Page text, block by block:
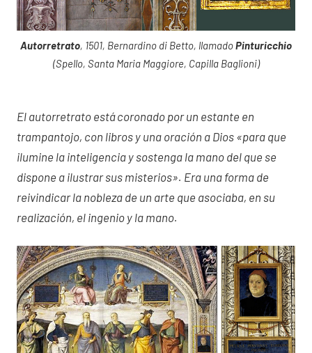
Autorretrato, 1501, Bernardino di Betto, llamadoPinturicchio
(Spello, Santa Maria Maggiore, Capilla Baglioni)
El autorretrato está coronado por un estante en
trampantojo, con libros y una oración a Dios «para que
ilumine la inteligencia y sostenga la mano del que se
dispone a ilustrar sus misterios». Era una forma de
reivindicar la nobleza de un arte que asociaba, en su
realización, el ingenio y la mano.